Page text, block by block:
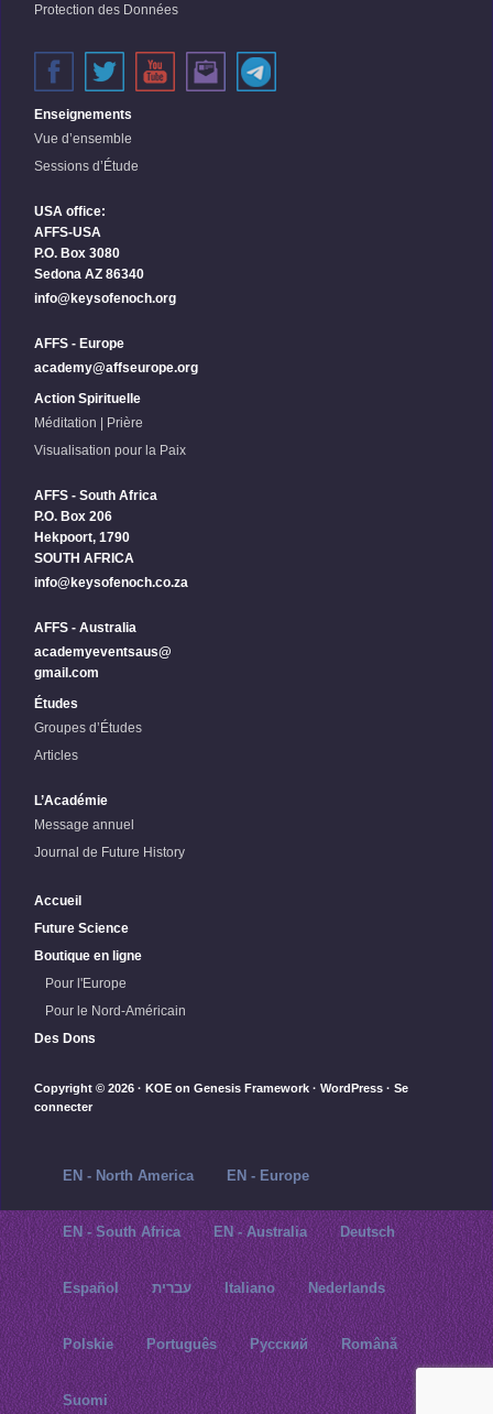
Protection des Données
Enseignements
Vue d’ensemble
Sessions d’Étude
USA office:
AFFS-USA
P.O. Box 3080
Sedona AZ 86340
info@keysofenoch.org
AFFS - Europe
academy@affseurope.org
Action Spirituelle
Méditation | Prière
Visualisation pour la Paix
AFFS - South Africa
P.O. Box 206
Hekpoort, 1790
SOUTH AFRICA
info@keysofenoch.co.za
AFFS - Australia
academyeventsaus@
gmail.com
Études
Groupes d’Études
Articles
L’Académie
Message annuel
Journal de Future History
Accueil
Future Science
Boutique en ligne
Pour l'Europe
Pour le Nord-Américain
Des Dons
Copyright © 2026 · KOE on Genesis Framework · WordPress · Se
connecter
EN - North America EN - Europe
EN - South Africa EN - Australia Deutsch
Español עברית Italiano Nederlands
Polskie Português Русский‬ Română
Suomi